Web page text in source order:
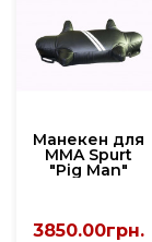
Манекен для
MMA Spurt
"Pig Man"
3850.00грн.